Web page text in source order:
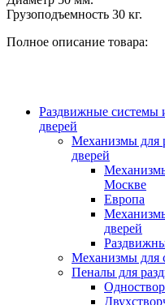
Грузоподъемность 30 кг.
Полное описание товара:
Раздвижные системы
дверей
Механизмы для
дверей
Москве
Европа
дверей
Механизмы для
Пеналы для